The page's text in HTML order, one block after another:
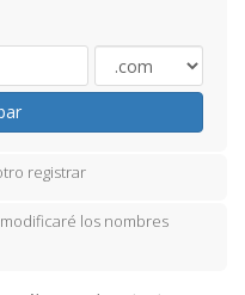
registrar
los nombres